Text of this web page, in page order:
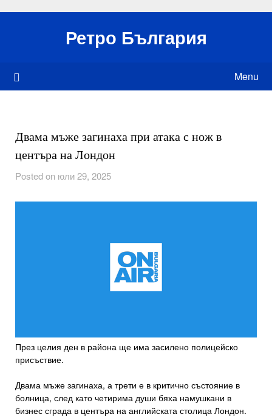
Ретро България
Menu
Двама мъже загинаха при атака с нож в
центъра на Лондон
Posted on юли 29, 2025
През целия ден в района ще има засилено полицейско
присъствие.
Двама мъже загинаха, а трети е в критично състояние в
болница, след като четирима души бяха намушкани в
бизнес сграда в центъра на английската столица Лондон.